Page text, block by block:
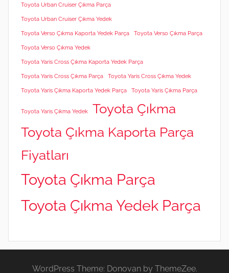
Toyota Urban Cruiser Çıkma Parça
Toyota Urban Cruiser Çıkma Yedek
Toyota Verso Çıkma Kaporta Yedek Parça Toyota Verso Çıkma Parça
Toyota Verso Çıkma Yedek
Toyota Yaris Cross Çıkma Kaporta Yedek Parça
Toyota Yaris Cross Çıkma Parça Toyota Yaris Cross Çıkma Yedek
Toyota Yaris Çıkma Kaporta Yedek Parça Toyota Yaris Çıkma Parça
Toyota Yaris Çıkma Yedek
Toyota Çıkma
Toyota Çıkma Kaporta Parça
Fiyatları
Toyota Çıkma Parça
Toyota Çıkma Yedek Parça
WordPress Theme: Donovan by ThemeZee.